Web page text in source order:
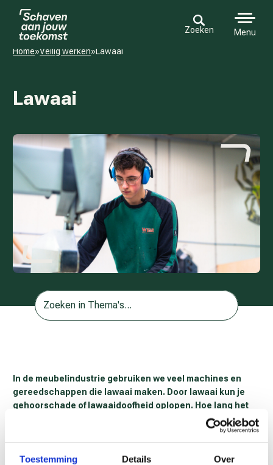
Toestemming Details Over
Zoeken
Menu
Home»Veilig werken»Lawaai
Lawaai
In de meubelindustrie gebruiken we veel machines en
gereedschappen die lawaai maken. Door lawaai kun je
gehoorschade of lawaaidoofheid oplopen. Hoe lang het
duurt voordat gehoorschade optreedt, hangt af van het
geluidniveau en hoe lang je aan dat geluid bent
blootgesteld.